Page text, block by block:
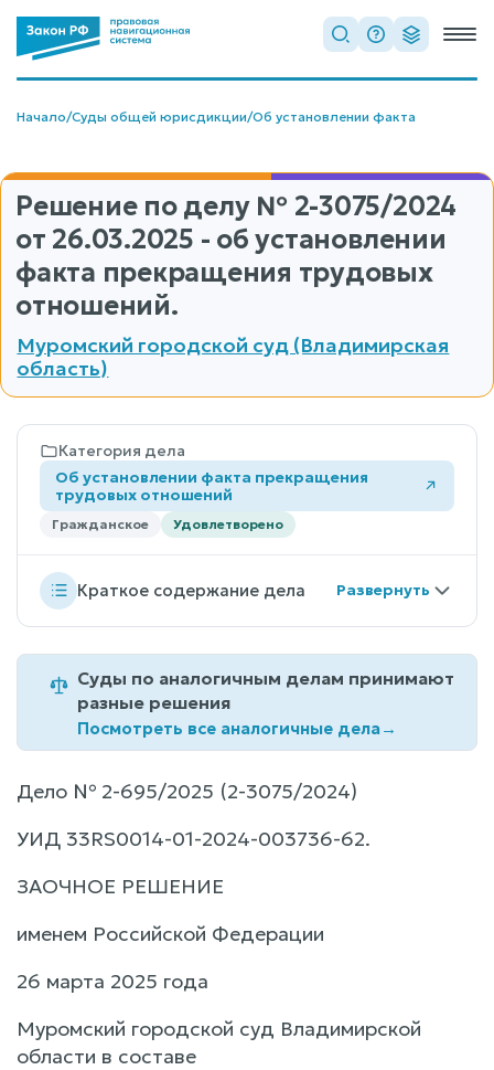
Начало/Суды общей юрисдикции/Об установлении факта
Решение по делу № 2-3075/2024
от 26.03.2025 - об установлении
факта прекращения трудовых
отношений.
Муромский городской суд (Владимирская
область)
Категория дела
Об установлении факта прекращения
трудовых отношений
Гражданское Удовлетворено
Краткое содержание дела
Суды по аналогичным делам принимают
разные решения
Посмотреть все аналогичные дела→
Дело № 2-695/2025 (2-3075/2024)
УИД 33RS0014-01-2024-003736-62.
ЗАОЧНОЕ РЕШЕНИЕ
именем Российской Федерации
26 марта 2025 года
Муромский городской суд Владимирской
области в составе